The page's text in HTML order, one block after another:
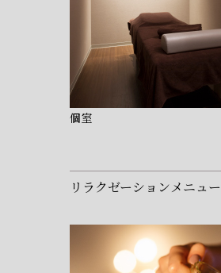
個室
リラクゼーションメニュー